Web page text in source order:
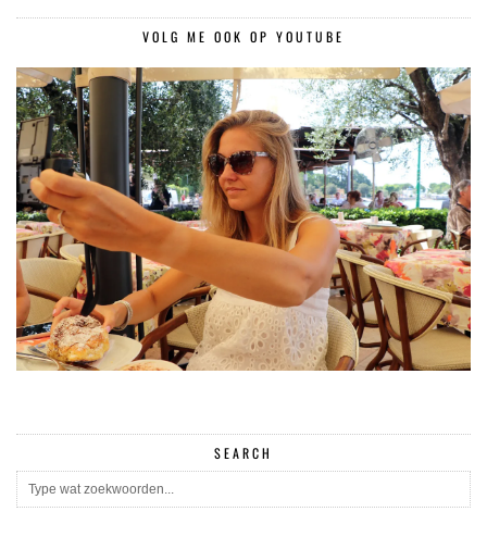
VOLG ME OOK OP YOUTUBE
SEARCH